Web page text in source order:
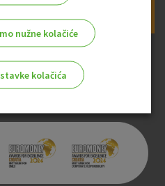
banke
nužne kolačiće
kolačića